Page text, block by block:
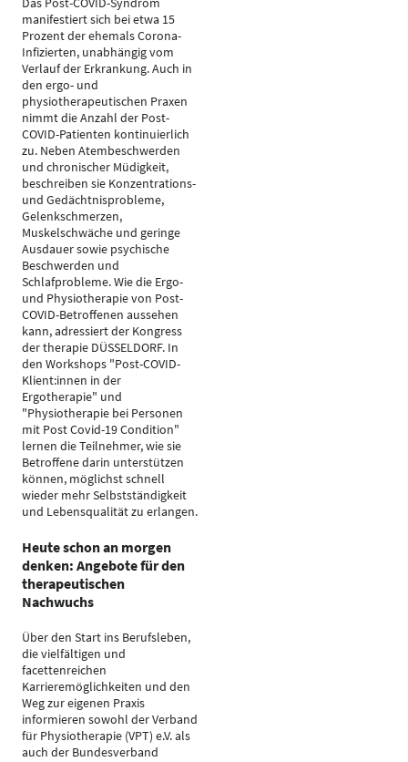
manifestiert sich bei etwa 15
Prozent der ehemals Corona-
Infizierten, unabhängig vom
Verlauf der Erkrankung. Auch in
den ergo- und
physiotherapeutischen Praxen
nimmt die Anzahl der Post-
COVID-Patienten kontinuierlich
zu. Neben Atembeschwerden
und chronischer Müdigkeit,
beschreiben sie Konzentrations-
und Gedächtnisprobleme,
Gelenkschmerzen,
Muskelschwäche und geringe
Ausdauer sowie psychische
Beschwerden und
Schlafprobleme. Wie die Ergo-
und Physiotherapie von Post-
COVID-Betroffenen aussehen
kann, adressiert der Kongress
der therapie DÜSSELDORF. In
den Workshops "Post-COVID-
Klient:innen in der
Ergotherapie" und
"Physiotherapie bei Personen
mit Post Covid-19 Condition"
lernen die Teilnehmer, wie sie
Betroffene darin unterstützen
können, möglichst schnell
wieder mehr Selbstständigkeit
und Lebensqualität zu erlangen.
Heute schon an morgen
denken: Angebote für den
therapeutischen
Nachwuchs
Über den Start ins Berufsleben,
die vielfältigen und
facettenreichen
Karrieremöglichkeiten und den
Weg zur eigenen Praxis
informieren sowohl der Verband
für Physiotherapie (VPT) e.V. als
auch der Bundesverband